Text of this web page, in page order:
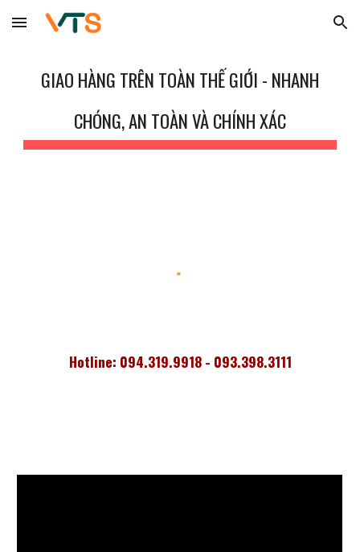
Skip to main content Skip to navigation
GIAO HÀNG TRÊN TOÀN THẾ GIỚI - NHANH
CHÓNG, AN TOÀN VÀ CHÍNH XÁC
Hotline: 094.319.9918 - 093.398.3111